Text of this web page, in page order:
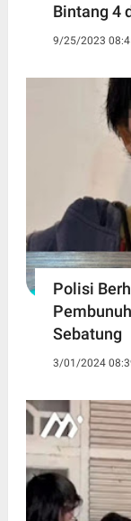
Bintang 4
9/25/2023
Polisi
Sebatung
3/01/2024